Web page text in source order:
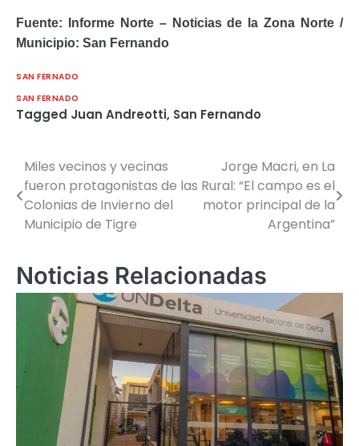
Fuente: Informe Norte – Noticias de la Zona Norte /
Municipio: San Fernando
SAN FERNADO
SAN FERNADO
Tagged Juan Andreotti, San Fernando
Navegación
de
entradas
Miles vecinos y vecinas
fueron protagonistas de las
Colonias de Invierno del
Municipio de Tigre
Jorge Macri, en La
Rural: “El campo es el
motor principal de la
Argentina”
Noticias Relacionadas